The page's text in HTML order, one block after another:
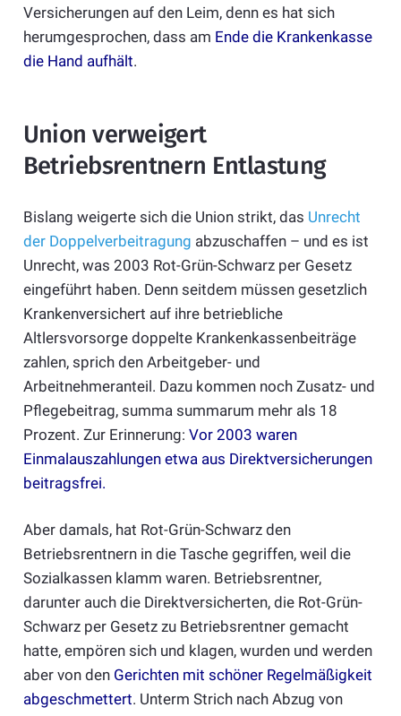
Versicherungen auf den Leim, denn es hat sich
herumgesprochen, dass am Ende die Krankenkasse
die Hand aufhält.
Union verweigert
Betriebsrentnern Entlastung
Bislang weigerte sich die Union strikt, das Unrecht
der Doppelverbeitragung abzuschaffen – und es ist
Unrecht, was 2003 Rot-Grün-Schwarz per Gesetz
eingeführt haben. Denn seitdem müssen gesetzlich
Krankenversichert auf ihre betriebliche
Altlersvorsorge doppelte Krankenkassenbeiträge
zahlen, sprich den Arbeitgeber- und
Arbeitnehmeranteil. Dazu kommen noch Zusatz- und
Pflegebeitrag, summa summarum mehr als 18
Prozent. Zur Erinnerung: Vor 2003 waren
Einmalauszahlungen etwa aus Direktversicherungen
beitragsfrei.
Aber damals, hat Rot-Grün-Schwarz den
Betriebsrentnern in die Tasche gegriffen, weil die
Sozialkassen klamm waren. Betriebsrentner,
darunter auch die Direktversicherten, die Rot-Grün-
Schwarz per Gesetz zu Betriebsrentner gemacht
hatte, empören sich und klagen, wurden und werden
aber von den Gerichten mit schöner Regelmäßigkeit
abgeschmettert. Unterm Strich nach Abzug von